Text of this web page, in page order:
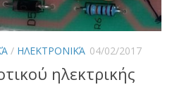
/ ΗΛΕΚΤΡΟΝΙΚΆ 04/02/2017
ηλεκτρικής